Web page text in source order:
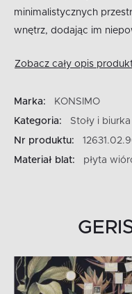
minimalistycznych
wnętrz, dodając im
Zobacz cały opis
Marka:
KONSIMO
Kategoria:
Stoły i biurka
Nr produktu:
Materiał blat:
płyta